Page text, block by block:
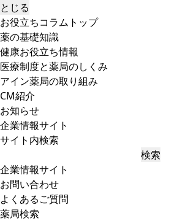
とじる
お役立ちコラムトップ
薬の基礎知識
健康お役立ち情報
医療制度と薬局のしくみ
アイン薬局の取り組み
CM紹介
お知らせ
企業情報サイト
サイト内検索
検索
企業情報サイト
お問い合わせ
よくあるご質問
薬局検索